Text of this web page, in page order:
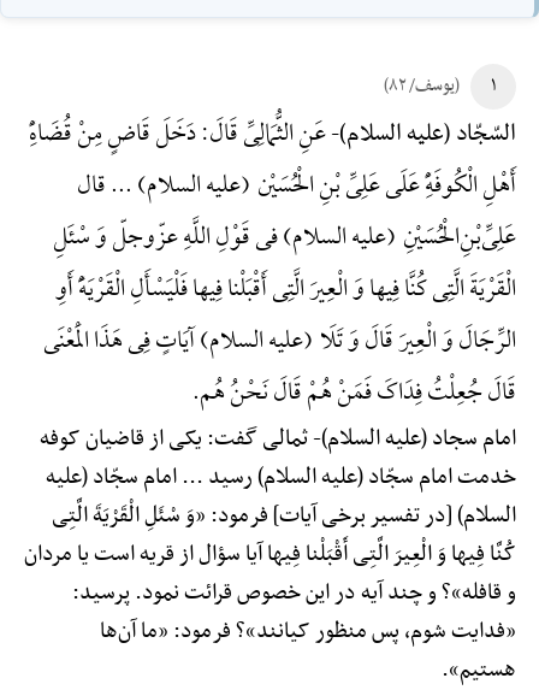
۱ (یوسف/ ۸۲)
السّجّاد (علیه السلام)-عَنِ الثُّمَالِیِّ قَالَ: دَخَلَ قَاضٍ مِنْ قُضَاهًِْ
أَهْلِ الْکُوفَهًِْ عَلَی عَلِیِّ بْنِ الْحُسَیْن (علیه السلام) ... قال
عَلِیِّ‌بْنِ‌الْحُسَیْنِ (علیه السلام) فی قَوْلِ اللَّهِ عزّوجلّ وَ سْئَلِ
الْقَرْیَةَ الَّتِی کُنَّا فِیها وَ الْعِیرَ الَّتِی أَقْبَلْنا فِیها فَلْیَسْأَلِ الْقَرْیَهًَْ أَوِ
الرِّجَالَ وَ الْعِیرَ قَالَ وَ تَلَا (علیه السلام) آیَاتٍ فِی هَذَا الْمَعْنَی
قَالَ جُعِلْتُ فِدَاکَ فَمَنْ هُمْ قَالَ نَحْنُ هُم.
امام سجاد (علیه السلام)-ثمالی گفت: یکی از قاضیان کوفه
خدمت امام سجّاد (علیه السلام) رسید ... امام سجّاد (علیه
السلام) [در تفسیر برخی آیات] فرمود: «وَ سْئَلِ الْقَرْیَةَ الَّتِی
کُنَّا فِیها وَ الْعِیرَ الَّتِی أَقْبَلْنا فِیها آیا سؤال از قریه است یا مردان
و قافله»؟ و چند آیه در این خصوص قرائت نمود. پرسید:
«فدایت شوم، پس منظور کیانند»؟ فرمود: «ما آن‌ها
هستیم».